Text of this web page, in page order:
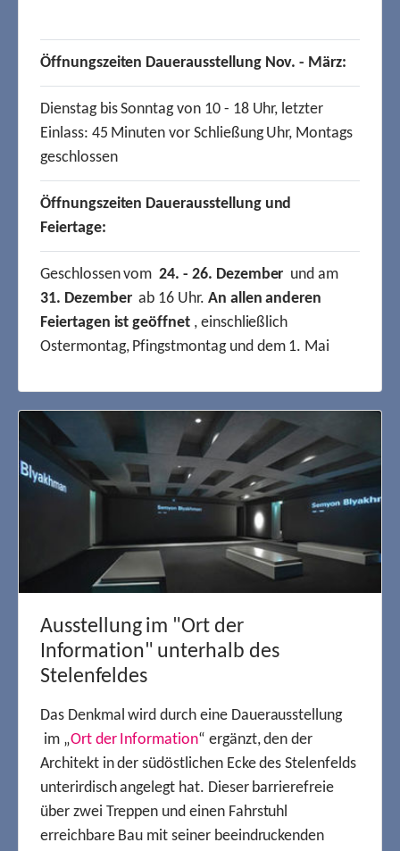
Ausstellung im "Ort der
Information" unterhalb des
Stelenfeldes
Das Denkmal wird durch eine Dauerausstellung
im „Ort der Information“ ergänzt, den der
Architekt in der südöstlichen Ecke des Stelenfelds
unterirdisch angelegt hat. Dieser barrierefreie
über zwei Treppen und einen Fahrstuhl
erreichbare Bau mit seiner beeindruckenden
Öffnungszeiten Dauerausstellung Nov. - März:
Dienstag bis Sonntag von 10 - 18 Uhr, letzter
Einlass: 45 Minuten vor Schließung Uhr, Montags
geschlossen
Öffnungszeiten Dauerausstellung und
Feiertage:
Geschlossen vom24. - 26. Dezember und am
31. Dezemberab 16 Uhr. An allen anderen
Feiertagen ist geöffnet, einschließlich
Ostermontag, Pfingstmontag und dem 1. Mai